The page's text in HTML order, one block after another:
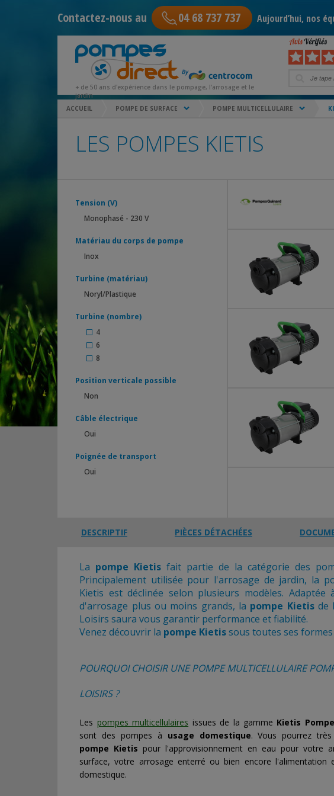
Contactez-nous au 04 68 737 737 Aujourd’hui, nos
+ de 50 ans d'expérience dans le pompage, l'arrosage et le
jardin
LES POMPES KIETIS
Tension (V)
Monophasé - 230 V
Matériau du corps de pompe
Inox
Turbine (matériau)
Noryl/Plastique
Turbine (nombre)
4
6
8
Position verticale possible
Non
Câble électrique
Oui
Poignée de transport
Oui
DESCRIPTIF PIÈCES DÉTACHÉES
La pompe Kietis fait partie de la catégorie des
Principalement utilisée pour l'arrosage de jardin, la
Kietis est déclinée selon plusieurs modèles. Adaptée
d'arrosage plus ou moins grands, la pompe Kietisde
Loisirs saura vous garantir performance et fiabilité.
Venez découvrir la pompe Kietissous toutes ses formes
POURQUOI CHOISIR UNE POMPE MULTICELLULAIRE
LOISIRS?
Les pompes multicellulaires issues de la gamme Kietis
sont des pompes à usage domestique. Vous pourrez
pompe Kietis pour l'approvisionnement en eau pour votre
surface, votre arrosage enterré ou bien encore l'alimentation
domestique.
ACCUEIL POMPE DE SURFACE POMPE MULTICELLULAIRE